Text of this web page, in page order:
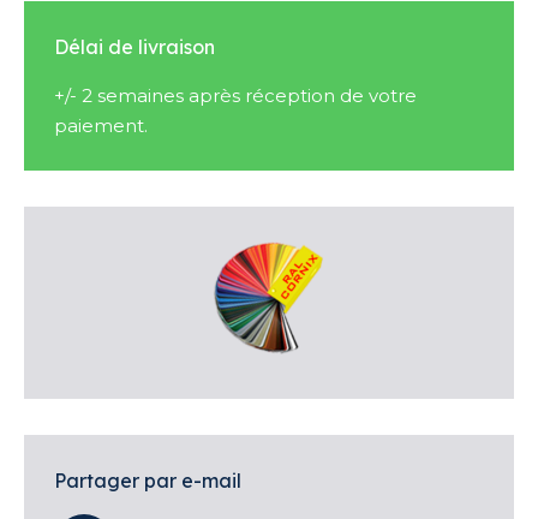
Délai de livraison
+/- 2 semaines après réception de votre
paiement.
Partager par e-mail